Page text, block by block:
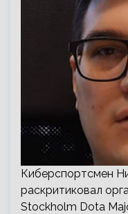
Киберспортсмен
раскритиковал
Stockholm Dota